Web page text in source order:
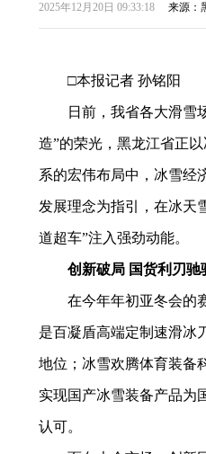
2025年12月20日 09:33:18 来源：
□本报记者 孙铭阳
日前，我省各大滑雪
造”的荣光，黑龙江省正
系的宏伟布局中，冰雪经
发展理念为指引，在冰天
道超车”注入强劲动能。
创新破局 国货利刃驰
在今年年初亚冬会的
是百凝盾高端定制速滑冰
地位；冰雪欢腾体育装备
实现国产冰雪装备产品
认可。